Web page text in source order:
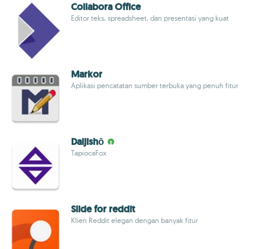
Collabora Office
Editor teks, spreadsheet, dan presentasi yang kuat
Markor
Aplikasi pencatatan sumber terbuka yang penuh fitur
Daijishō
TapiocaFox
Slide for reddit
Klien Reddit elegan dengan banyak fitur